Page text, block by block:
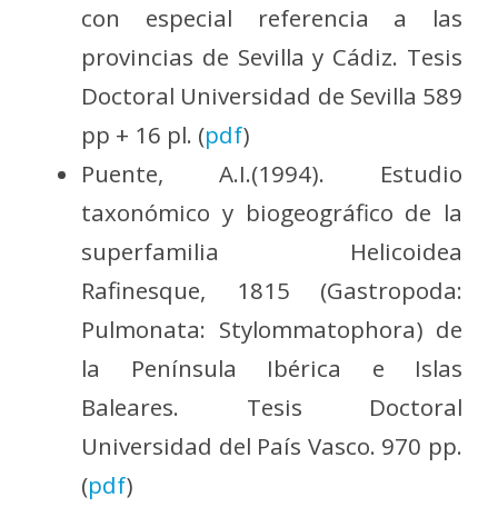
con especial referencia a las
provincias de Sevilla y Cádiz. Tesis
Doctoral Universidad de Sevilla 589
pp + 16 pl. (pdf)
Puente, A.I.(1994). Estudio
taxonómico y biogeográfico de la
superfamilia Helicoidea
Rafinesque, 1815 (Gastropoda:
Pulmonata: Stylommatophora) de
la Península Ibérica e Islas
Baleares. Tesis Doctoral
Universidad del País Vasco. 970 pp.
(pdf)